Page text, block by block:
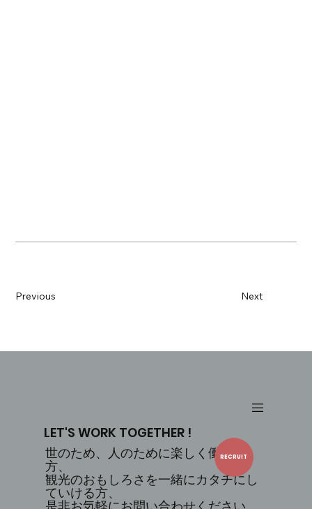
Previous Next
LET'S WORK TOGETHER !
世のため、人のために楽しく働ける
方、
観光のおもしろさを一緒にカタチにし
ていける方、
RECRUIT